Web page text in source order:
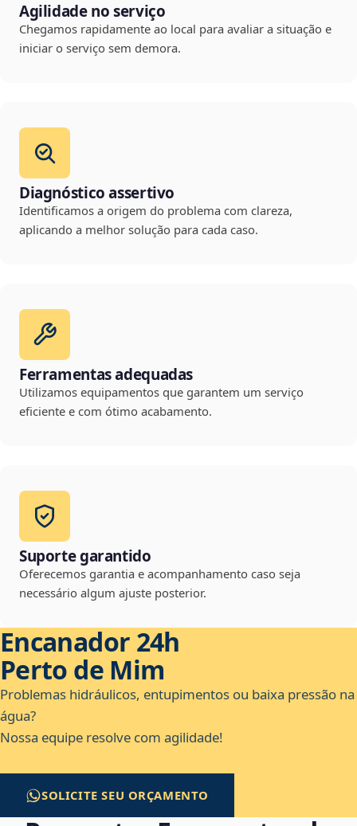
Agilidade no serviço
Chegamos rapidamente ao local para avaliar a situação e
iniciar o serviço sem demora.
Diagnóstico assertivo
Identificamos a origem do problema com clareza,
aplicando a melhor solução para cada caso.
Ferramentas adequadas
Utilizamos equipamentos que garantem um serviço
eficiente e com ótimo acabamento.
Suporte garantido
Oferecemos garantia e acompanhamento caso seja
necessário algum ajuste posterior.
Encanador 24h
Perto de Mim
Problemas hidráulicos, entupimentos ou baixa pressão na
água?
Nossa equipe resolve com agilidade!
SOLICITE SEU ORÇAMENTO